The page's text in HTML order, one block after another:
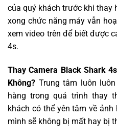
của quý khách trước khi thay
xong chức năng máy vẫn
xem video trên để biết được
4s.
Thay Camera Black Shark
Không? Trung tâm luôn
hàng trong quá trình thay
khách có thể yên tâm về
mình sẽ không bị mất hay bị